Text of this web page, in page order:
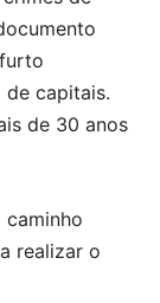
capitais.
de 30 anos
realizar o